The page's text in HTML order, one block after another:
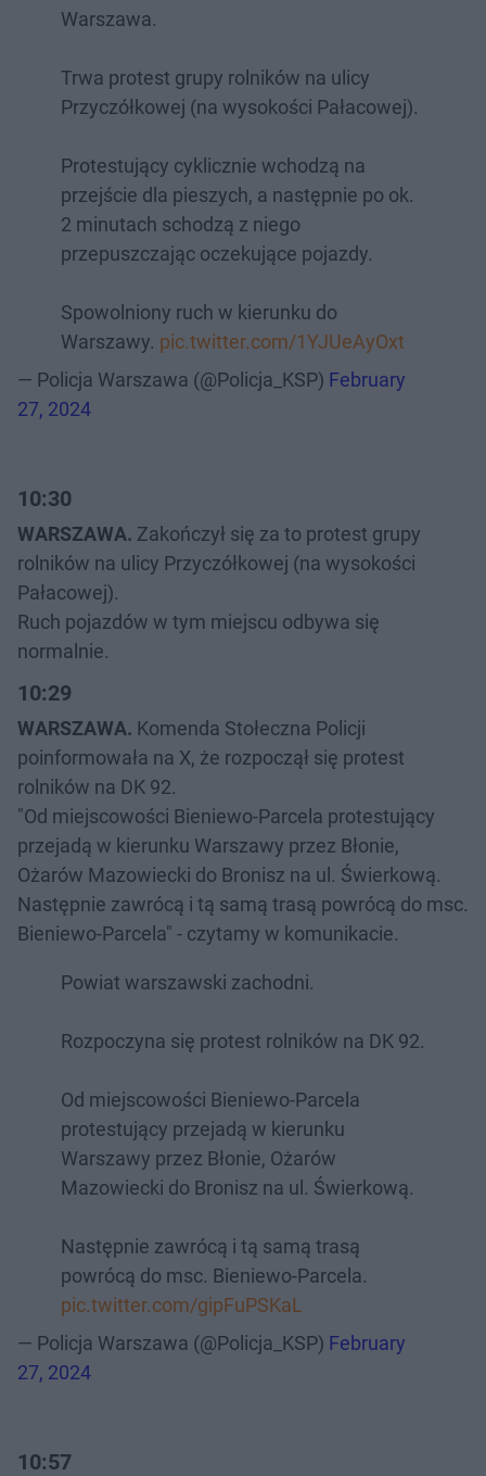
Warszawa.
Trwa protest grupy rolników na ulicy
Przyczółkowej (na wysokości Pałacowej).
Protestujący cyklicznie wchodzą na
przejście dla pieszych, a następnie po ok.
2 minutach schodzą z niego
przepuszczając oczekujące pojazdy.
Spowolniony ruch w kierunku do
Warszawy. pic.twitter.com/1YJUeAyOxt
— Policja Warszawa (@Policja_KSP) February
27, 2024
10:30
WARSZAWA. Zakończył się za to protest grupy
rolników na ulicy Przyczółkowej (na wysokości
Pałacowej).
Ruch pojazdów w tym miejscu odbywa się
normalnie.
10:29
WARSZAWA. Komenda Stołeczna Policji
poinformowała na X, że rozpoczął się protest
rolników na DK 92.
"Od miejscowości Bieniewo-Parcela protestujący
przejadą w kierunku Warszawy przez Błonie,
Ożarów Mazowiecki do Bronisz na ul. Świerkową.
Następnie zawrócą i tą samą trasą powrócą do msc.
Bieniewo-Parcela" - czytamy w komunikacie.
Powiat warszawski zachodni.
Rozpoczyna się protest rolników na DK 92.
Od miejscowości Bieniewo-Parcela
protestujący przejadą w kierunku
Warszawy przez Błonie, Ożarów
Mazowiecki do Bronisz na ul. Świerkową.
Następnie zawrócą i tą samą trasą
powrócą do msc. Bieniewo-Parcela.
pic.twitter.com/gipFuPSKaL
— Policja Warszawa (@Policja_KSP) February
27, 2024
10:57